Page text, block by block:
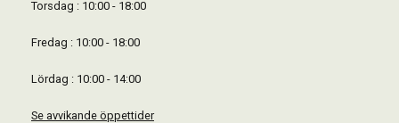
Torsdag : 10:00 - 18:00
Fredag : 10:00 - 18:00
Lördag : 10:00 - 14:00
Se avvikande öppettider